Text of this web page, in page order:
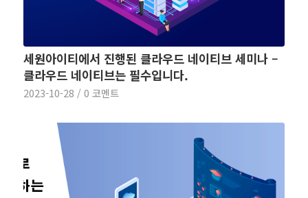
세원아이티에서 진행된 클라우드 네이티브 세미나 –
클라우드 네이티브는 필수입니다.
2023-10-28 / 0 코멘트